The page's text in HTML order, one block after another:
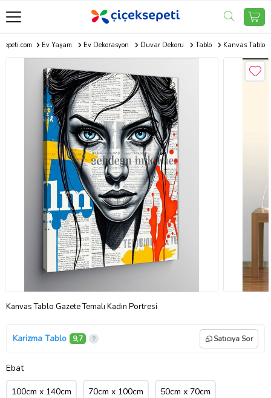
Ev Yaşam Ev Dekorasyon Duvar Dekoru Tablo Kanvas Tablo
Kanvas Tablo Gazete Temalı Kadın Portresi
Karizma Tablo 9,7 Satıcıya Sor
Ebat
100cm x 140cm 70cm x 100cm 50cm x 70cm